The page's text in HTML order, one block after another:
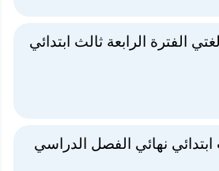
الفترة الرابعة ثالث ابتدائي
ابتدائي نهائي الفصل الدراسي